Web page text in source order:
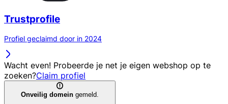
Trustprofile
Profiel geclaimd door in 2024
Wacht even! Probeerde je net je eigen webshop op te
zoeken?Claim profiel
Onveilig domein gemeld.